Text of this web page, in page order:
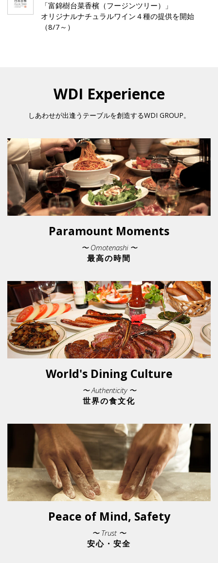
「富錦樹台菜香檳（フージンツリー）」
オリジナルナチュラルワイン４種の提供を開始
（8/7～）
WDI Experience
しあわせが出逢うテーブルを創造するWDI GROUP。
Paramount Moments
〜 Omotenashi 〜
最高の時間
World's Dining Culture
〜 Authenticity 〜
世界の食文化
Peace of Mind, Safety
〜 Trust 〜
安心・安全